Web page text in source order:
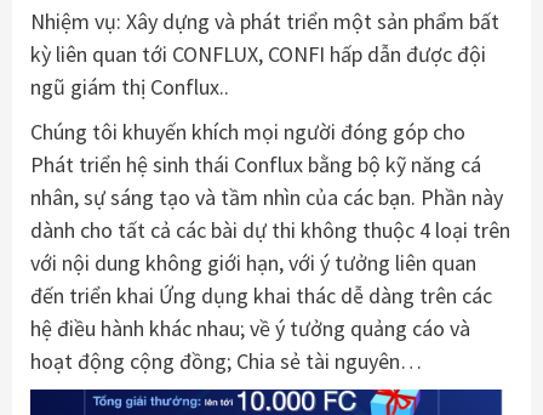
Nhiệm vụ: Xây dựng và phát triển một sản phẩm bất
kỳ liên quan tới CONFLUX, CONFI hấp dẫn được đội
ngũ giám thị Conflux..
Chúng tôi khuyến khích mọi người đóng góp cho
Phát triển hệ sinh thái Conflux bằng bộ kỹ năng cá
nhân, sự sáng tạo và tầm nhìn của các bạn. Phần này
dành cho tất cả các bài dự thi không thuộc 4 loại trên
với nội dung không giới hạn, với ý tưởng liên quan
đến triển khai Ứng dụng khai thác dễ dàng trên các
hệ điều hành khác nhau; về ý tưởng quảng cáo và
hoạt động cộng đồng; Chia sẻ tài nguyên…